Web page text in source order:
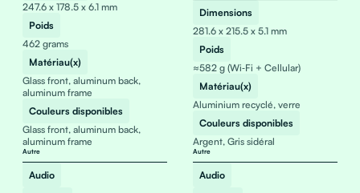
247.6 x 178.5 x 6.1 mm
Poids
462 grams
Matériau(x)
Glass front, aluminum back,
aluminum frame
Couleurs disponibles
Glass front, aluminum back,
aluminum frame
Autre
Audio
Dimensions
281.6 x 215.5 x 5.1 mm
Poids
≈582 g (Wi‑Fi + Cellular)
Matériau(x)
Aluminium recyclé, verre
Couleurs disponibles
Argent, Gris sidéral
Autre
Audio